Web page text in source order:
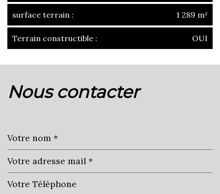
surface terrain : 1 289 m²
Terrain constructible : OUI
+nous contacter